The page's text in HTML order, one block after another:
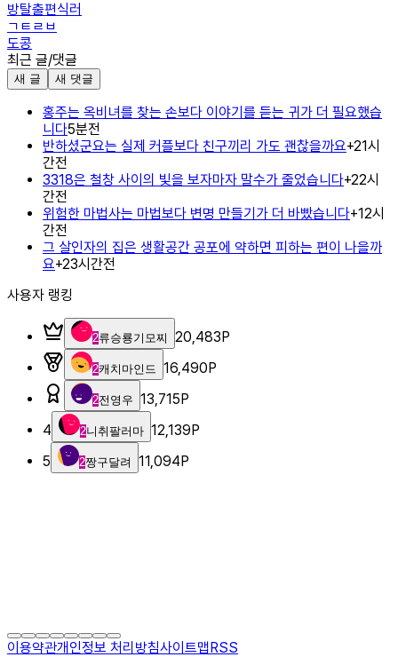
방탈출편식러
ㄱㅌㄹㅂ
도콩
최근 글/댓글
새 글 새 댓글
홍주는 옥비녀를 찾는 손보다 이야기를 듣는 귀가 더 필요했습
니다5분전
반하셨군요는 실제 커플보다 친구끼리 가도 괜찮을까요+21시
간전
3318은 철창 사이의 빛을 보자마자 말수가 줄었습니다+22시
간전
위험한 마법사는 마법보다 변명 만들기가 더 바빴습니다+12시
간전
그 살인자의 집은 생활공간 공포에 약하면 피하는 편이 나을까
요+23시간전
사용자 랭킹
2류승룡기모찌 20,483P
2캐치마인드 16,490P
2전영우 13,715P
4
2니취팔러마 12,139P
5
2짱구달려 11,094P
이용약관개인정보 처리방침사이트맵RSS